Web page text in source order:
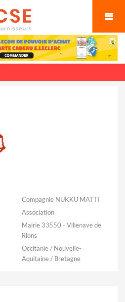
Compagnie NUKKU MATTI
Association
Mairie 33550 - Villenave de
Rions
Occitanie / Nouvelle-
Aquitaine / Bretagne